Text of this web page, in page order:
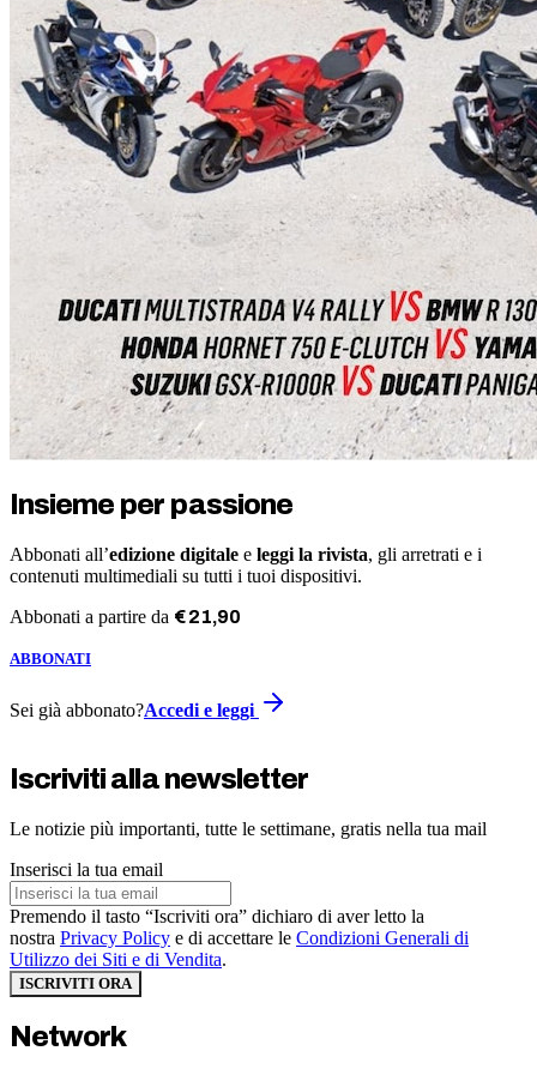
Insieme per passione
Abbonati all’edizione digitale e leggi la rivista, gli arretrati e i
contenuti multimediali su tutti i tuoi dispositivi.
Abbonati a partire da €21,90
ABBONATI
Sei già abbonato?Accedi e leggi
Iscriviti alla newsletter
Le notizie più importanti, tutte le settimane, gratis nella tua mail
Inserisci la tua email
Premendo il tasto “Iscriviti ora” dichiaro di aver letto la
nostra Privacy Policy e di accettare le Condizioni Generali di
Utilizzo dei Siti e di Vendita.
ISCRIVITI ORA
Network